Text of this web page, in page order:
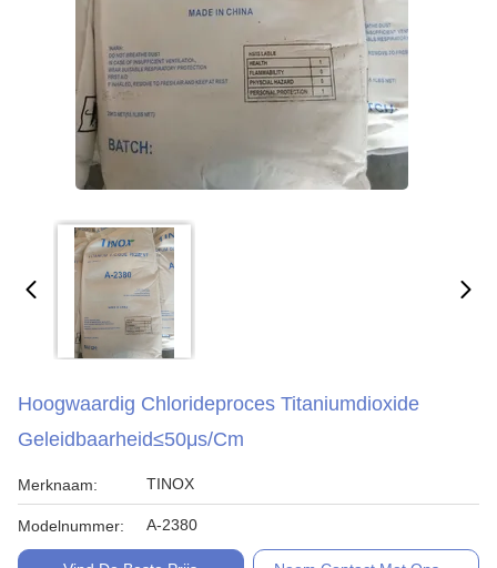
Hoogwaardig Chlorideproces Titaniumdioxide
Geleidbaarheid≤50μs/cm
Merknaam: TINOX
Modelnummer: A-2380